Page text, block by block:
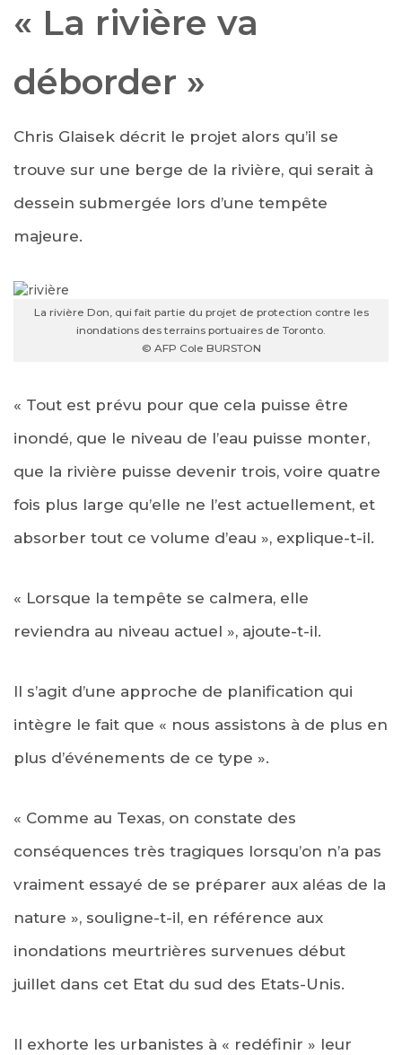
« La rivière va
déborder »
Chris Glaisek décrit le projet alors qu’il se
trouve sur une berge de la rivière, qui serait à
dessein submergée lors d’une tempête
majeure.
La rivière Don, qui fait partie du projet de protection contre les
inondations des terrains portuaires de Toronto.
© AFP Cole BURSTON
« Tout est prévu pour que cela puisse être
inondé, que le niveau de l’eau puisse monter,
que la rivière puisse devenir trois, voire quatre
fois plus large qu’elle ne l’est actuellement, et
absorber tout ce volume d’eau », explique-t-il.
« Lorsque la tempête se calmera, elle
reviendra au niveau actuel », ajoute-t-il.
Il s’agit d’une approche de planification qui
intègre le fait que « nous assistons à de plus en
plus d’événements de ce type ».
« Comme au Texas, on constate des
conséquences très tragiques lorsqu’on n’a pas
vraiment essayé de se préparer aux aléas de la
nature », souligne-t-il, en référence aux
inondations meurtrières survenues début
juillet dans cet Etat du sud des Etats-Unis.
Il exhorte les urbanistes à « redéfinir » leur